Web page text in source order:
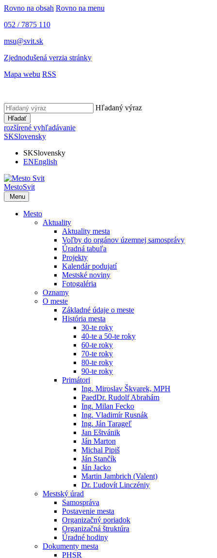
Rovno na obsah Rovno na menu
052 / 7875 110
msu@svit.sk
Zjednodušená verzia stránky
Mapa webu RSS
Hľadaný výraz
Hľadať
rozšírené vyhľadávanie
SKSlovensky
SKSlovensky
ENEnglish
MestoSvit
Menu
Mesto
Aktuality
Aktuality mesta
Voľby do orgánov územnej samosprávy
Úradná tabuľa
Projekty
Kalendár podujatí
Mestské noviny
Fotogaléria
Oznamy
O meste
Základné údaje o meste
História mesta
30-te roky
40-te a 50-te roky
60-te roky
70-te roky
80-te roky
90-te roky
Primátori
Ing. Miroslav Škvarek, MPH
PaedDr. Rudolf Abrahám
Ing. Milan Fecko
Ing. Vladimír Rusnák
Ing. Ján Tarageľ
Jan Eštvánik
Ján Marton
Michal Pipiš
Ján Stančík
Ján Jacko
Martin Jambrich (Valent)
Dr. Ľudovít Linczéniy
Mestský úrad
Samospráva
Postavenie mesta
Organizačný poriadok
Organizačná štruktúra
Úradné hodiny
Dokumenty mesta
PHSR